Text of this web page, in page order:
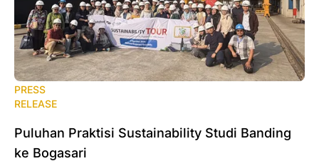
PRESS
RELEASE
Puluhan Praktisi Sustainability Studi Banding
ke Bogasari